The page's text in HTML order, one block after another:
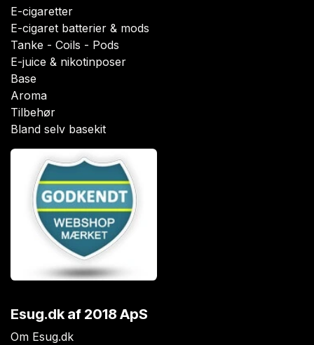
E-cigaretter
E-cigaret batterier & mods
Tanke - Coils - Pods
E-juice & nikotinposer
Base
Aroma
Tilbehør
Bland selv basekit
Esug.dkaf 2018 ApS
Om Esug.dk